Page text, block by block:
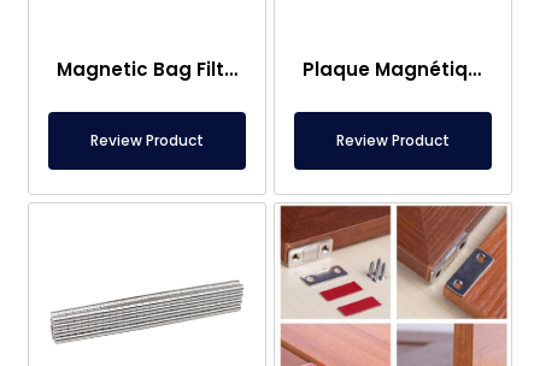
Magnetic Bag Filter Head
Review Product
Plaque Magnétique – Pour Sous Plancher – Conforme aux Normes Alimentaires
Review Product